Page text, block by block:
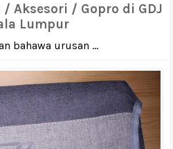
/ Aksesori / Gopro di GDJ
Lumpur
bahawa urusan ...